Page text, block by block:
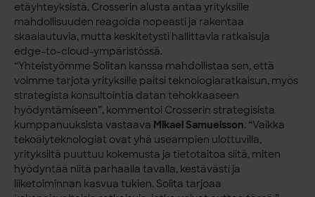
etäyhteyksistä, Crosserin alusta antaa yrityksille
mahdollisuuden reagoida nopeasti ja rakentaa
skaalautuvia, mutta keskitetysti hallittavia ratkaisuja
edge-to-cloud-ympäristössä.
“Yhteistyömme Solitan kanssa mahdollistaa sen, että
voimme tarjota yrityksille paitsi teknologiaratkaisun, myös
strategista konsultointia datan tehokkaaseen
hyödyntämiseen”, kommentoi Crosserin strategisista
kumppanuuksista vastaava Mikael Samuelsson. “Vaikka
tekoälyteknologiat ovat yhä useampien ulottuvilla,
yrityksiltä puuttuu kokemusta ja tietotaitoa siitä, miten
hyödyntää niitä parhaalla tavalla, kestävästi ja
liiketoiminnan kasvua tukien. Solita tarjoaa